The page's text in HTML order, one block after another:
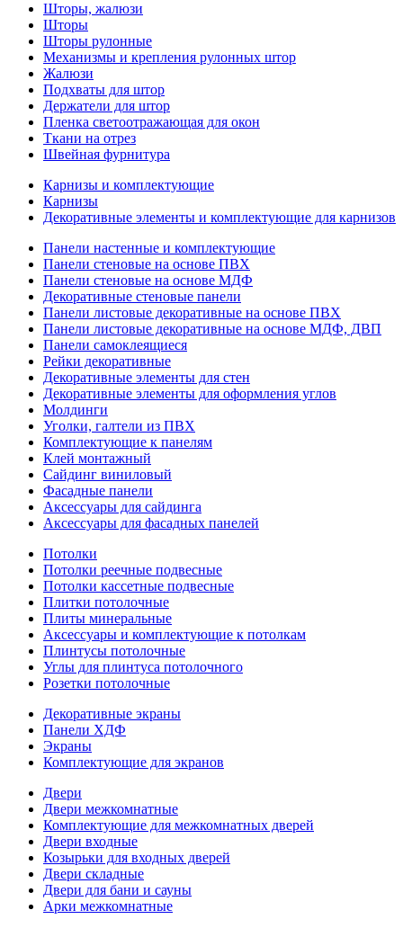
Шторы, жалюзи
Шторы
Шторы рулонные
Механизмы и крепления рулонных штор
Жалюзи
Подхваты для штор
Держатели для штор
Пленка светоотражающая для окон
Ткани на отрез
Швейная фурнитура
Карнизы и комплектующие
Карнизы
Декоративные элементы и комплектующие для карнизов
Панели настенные и комплектующие
Панели стеновые на основе ПВХ
Панели стеновые на основе МДФ
Декоративные стеновые панели
Панели листовые декоративные на основе ПВХ
Панели листовые декоративные на основе МДФ, ДВП
Панели самоклеящиеся
Рейки декоративные
Декоративные элементы для стен
Декоративные элементы для оформления углов
Молдинги
Уголки, галтели из ПВХ
Комплектующие к панелям
Клей монтажный
Сайдинг виниловый
Фасадные панели
Аксессуары для сайдинга
Аксессуары для фасадных панелей
Потолки
Потолки реечные подвесные
Потолки кассетные подвесные
Плитки потолочные
Плиты минеральные
Аксессуары и комплектующие к потолкам
Плинтусы потолочные
Углы для плинтуса потолочного
Розетки потолочные
Декоративные экраны
Панели ХДФ
Экраны
Комплектующие для экранов
Двери
Двери межкомнатные
Комплектующие для межкомнатных дверей
Двери входные
Козырьки для входных дверей
Двери складные
Двери для бани и сауны
Арки межкомнатные